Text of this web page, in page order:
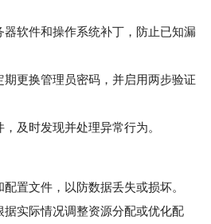
软件和操作系统补丁，防止已知漏
更换管理员密码，并启用两步验证
时发现并处理异常行为。
文件，以防数据丢失或损坏。
实际情况调整资源分配或优化配